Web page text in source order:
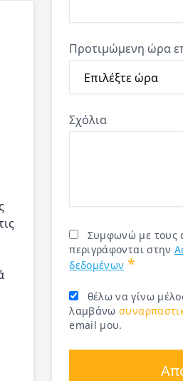
Προτιμώμενη ώρα
Σχόλια
Συμφωνώ με τους
περιγράφονται στην
δεδομένων *
θέλω να γίνω
λαμβάνω
email μου.